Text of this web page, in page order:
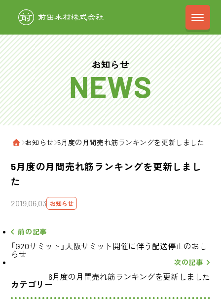
前田木材株式
お知らせ
ホーム
›お知らせ›5月度の月間売れ筋ランキングを更新しました
5月度の月間売れ筋ランキングを更新しまし
た
2019.06.03 お知らせ
前の記事
「G20サミット」大阪サミット開催に伴う配送停止のおし
らせ
次の記事
6月度の月間売れ筋ランキングを更新しました
カテゴリー